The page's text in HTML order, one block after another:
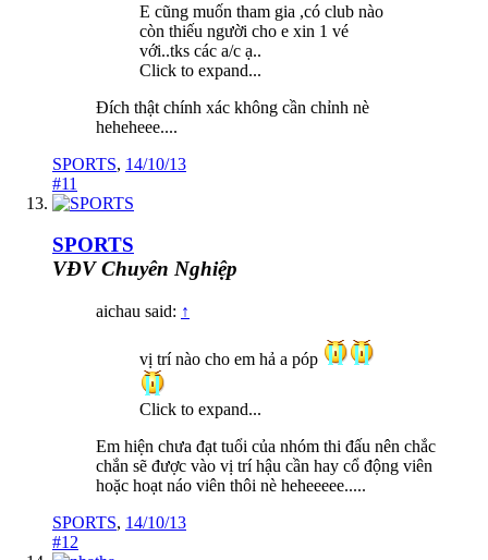
E cũng muốn tham gia ,có club nào
còn thiếu người cho e xin 1 vé
với..tks các a/c ạ..
Click to expand...
Đích thật chính xác không cần chỉnh nè
heheheee....
SPORTS, 14/10/13
#11
SPORTS
VĐV Chuyên Nghiệp
aichau said: ↑
vị trí nào cho em hả a póp
Click to expand...
Em hiện chưa đạt tuổi của nhóm thi đấu nên chắc
chắn sẽ được vào vị trí hậu cần hay cổ động viên
hoặc hoạt náo viên thôi nè heheeeee.....
SPORTS, 14/10/13
#12